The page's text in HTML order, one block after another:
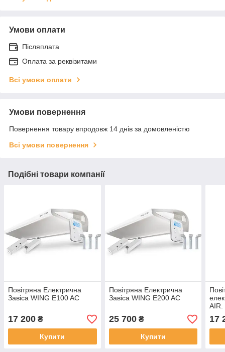
Умови оплати
Післяплата
Оплата за реквізитами
Всі умови оплати
Умови повернення
Повернення товару впродовж 14 днів за домовленістю
Всі умови повернення
Подібні товари компанії
Повітряна Електрична
Завіса WING E100 AC
17 200 ₴
Купити
Повітряна Електрична
Завіса WING E200 AC
25 700₴
Купити
AIR.
17